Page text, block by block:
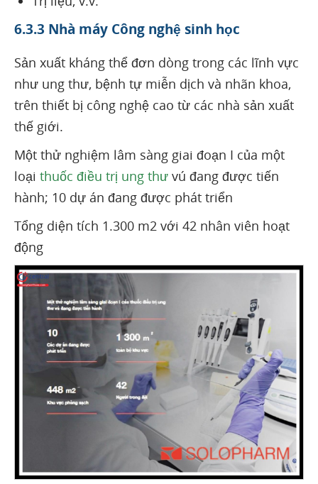
6.3.3 Nhà máy Công nghệ sinh học
Sản xuất kháng thể đơn dòng trong các lĩnh vực
như ung thư, bệnh tự miễn dịch và nhãn khoa,
trên thiết bị công nghệ cao từ các nhà sản xuất
thế giới.
Một thử nghiệm lâm sàng giai đoạn I của một
loại thuốc điều trị ung thư vú đang được tiến
hành; 10 dự án đang được phát triển
Tổng diện tích 1.300 m2 với 42 nhân viên hoạt
động